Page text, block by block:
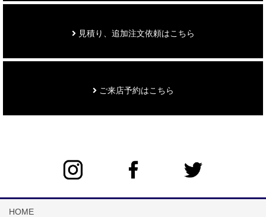
見積り、追加注文依頼はこちら
ご来店予約はこちら
HOME